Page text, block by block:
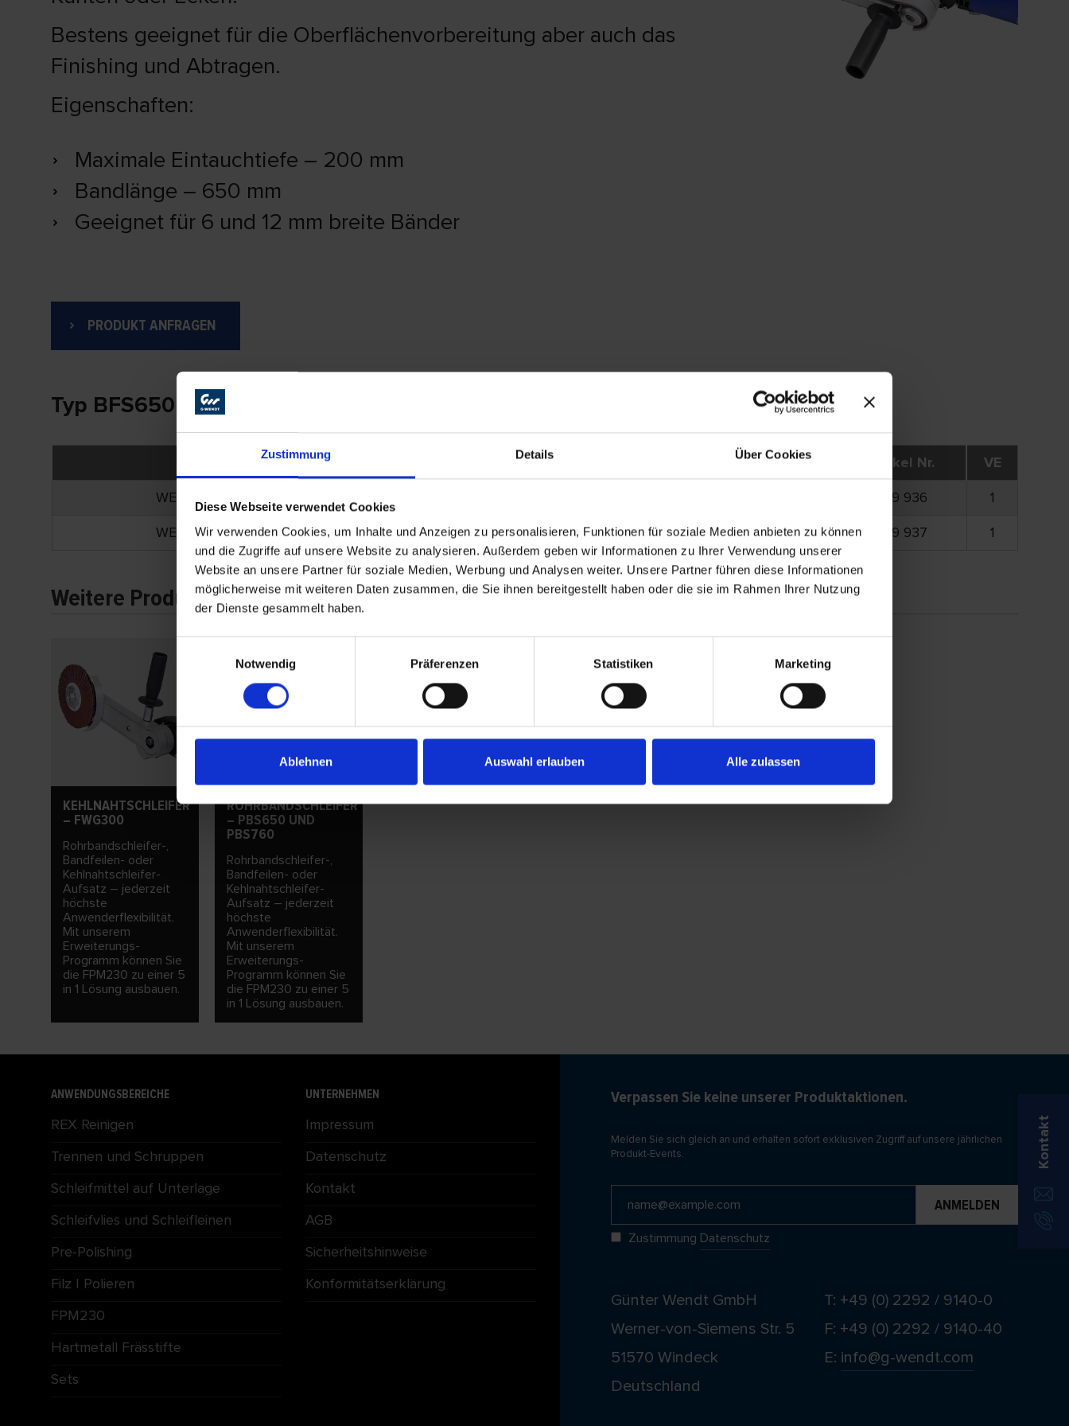
Zustimmung Details Über Cookies
Diese Webseite verwendet Cookies
Wir verwenden Cookies, um Inhalte und Anzeigen zu personalisieren, Funktionen für soziale Medien anbieten zu können
und die Zugriffe auf unsere Website zu analysieren. Außerdem geben wir Informationen zu Ihrer Verwendung unserer
Website an unsere Partner für soziale Medien, Werbung und Analysen weiter. Unsere Partner führen diese Informationen
möglicherweise mit weiteren Daten zusammen, die Sie ihnen bereitgestellt haben oder die sie im Rahmen Ihrer Nutzung
der Dienste gesammelt haben.
Notwendig
Präferenzen Statistiken Marketing
Ablehnen Auswahl erlauben Alle zulassen
Bestens geeignet für die Oberflächenvorbereitung aber auch das
Finishing und Abtragen.
Eigenschaften:
Maximale Eintauchtiefe – 200 mm
Bandlänge – 650 mm
Geeignet für 6 und 12 mm breite Bänder
PRODUKT ANFRAGEN
Typ BFS650
Variante Bandlänge Artikel Nr.
VE
WENDT Bandfeile BFS650, inkl. Werkzeugkoffer
999 936
1
WENDT Bandfeile BFS650, inkl. Werkzeugkoffer
5/8″-11 650 mm 999 937 1
Weitere Produkte
KEHLNAHTSCHLEIFER
– FWG300
Rohrbandschleifer-,
Bandfeilen- oder
Kehlnahtschleifer-
Aufsatz – jederzeit
höchste
Anwenderflexibilität.
Mit unserem
Erweiterungs-
Programm können Sie
die FPM230 zu einer 5
in 1 Lösung ausbauen.
ROHRBANDSCHLEIFER
– PBS650 UND
PBS760
Rohrbandschleifer-,
Bandfeilen- oder
Kehlnahtschleifer-
Aufsatz – jederzeit
höchste
Anwenderflexibilität.
Mit unserem
Erweiterungs-
Programm können Sie
die FPM230 zu einer 5
in 1 Lösung ausbauen.
ANWENDUNGSBEREICHE
REX Reinigen
Trennen und Schruppen
Schleifmittel auf Unterlage
Schleifvlies und Schleifleinen
Pre-Polishing
Filz | Polieren
FPM230
Hartmetall Frässtifte
Sets
UNTERNEHMEN
Impressum
Datenschutz
Kontakt
AGB
Sicherheitshinweise
Konformitätserklärung
Verpassen Sie keine unserer Produktaktionen.
Melden Sie sich gleich an und erhalten sofort exklusiven Zugriff auf unsere jährlichen
Produkt-Events.
Zustimmung Datenschutz
Günter Wendt GmbH
Werner-von-Siemens Str. 5
51570 Windeck
Deutschland
T: +49 (0) 2292 / 9140-0
F: +49 (0) 2292 / 9140-40
E: info@g-wendt.com
Kontakt